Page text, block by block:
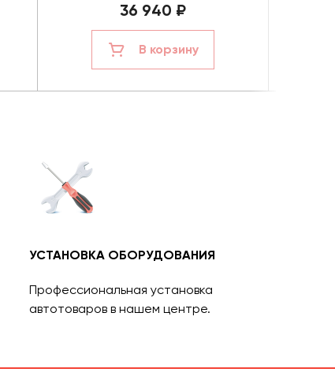
36 940 ₽
В корзину
УСТАНОВКА ОБОРУДОВАНИЯ
Профессиональная установка
автотоваров в нашем центре.